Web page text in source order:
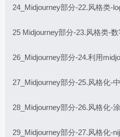
24_Midjourney部分-22.风格类-
25 Midjourney部分-23.风格类-
26_Midjourney部分-24.利用
27_Midjourney部分-25.风格化-
28_Midjourney部分-26.风格化-
29_Midjourney部分-27.风格化-